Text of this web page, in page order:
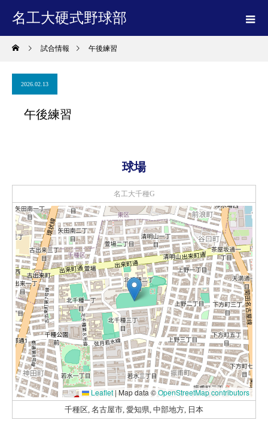
名工大硬式野球部
試合情報 午後練習
2026.02.13
午後練習
球場
名工大千種G
Leaflet | Map data ©OpenStreetMap contributors
千種区, 名古屋市, 愛知県, 中部地方, 日本